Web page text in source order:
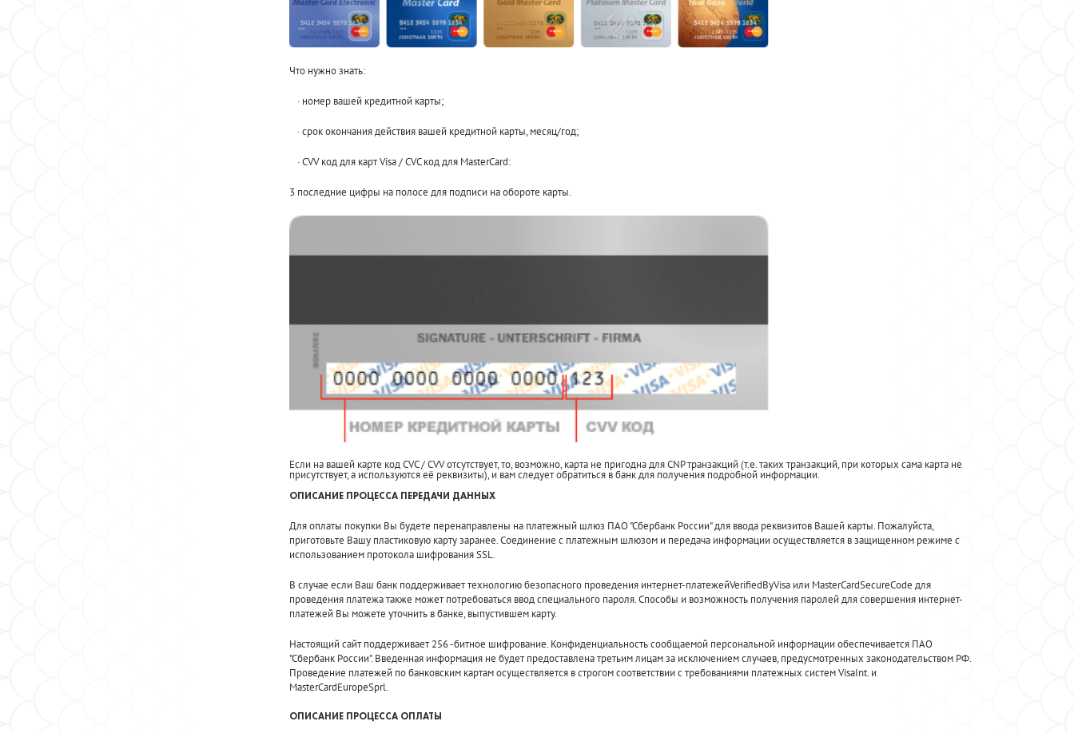
Что нужно знать:
· номер вашей кредитной карты;
·cрок окончания действия вашей кредитной карты, месяц/год;
·CVV код для карт Visa / CVC код для MasterCard:
3 последние цифры на полосе для подписи на обороте карты.
Если на вашей карте код CVC / CVV отсутствует, то, возможно, карта не пригодна для CNP транзакций (т.е. таких транзакций, при которых сама карта не
присутствует, а используются её реквизиты), и вам следует обратиться в банк для получения подробной информации.
ОПИСАНИЕ ПРОЦЕССА ПЕРЕДАЧИ ДАННЫХ
Для оплаты покупки Вы будете перенаправлены на платежный шлюз ПАО "Сбербанк России" для ввода реквизитов Вашей карты. Пожалуйста,
приготовьте Вашу пластиковую карту заранее. Соединение с платежным шлюзом и передача информации осуществляется в защищенном режиме с
использованием протокола шифрования SSL.
В случае если Ваш банк поддерживает технологию безопасного проведения интернет-платежейVerifiedByVisa или MasterCardSecureCode для
проведения платежа также может потребоваться ввод специального пароля. Способы и возможность получения паролей для совершения интернет-
платежей Вы можете уточнить в банке, выпустившем карту.
Настоящий сайт поддерживает 256-битное шифрование. Конфиденциальность сообщаемой персональной информации обеспечивается ПАО
"Сбербанк России". Введенная информация не будет предоставлена третьим лицам за исключением случаев, предусмотренных законодательством РФ.
Проведение платежей по банковским картам осуществляется в строгом соответствии с требованиями платежных систем VisaInt. и
MasterCardEuropeSprl.
ОПИСАНИЕ ПРОЦЕССA ОПЛАТЫ